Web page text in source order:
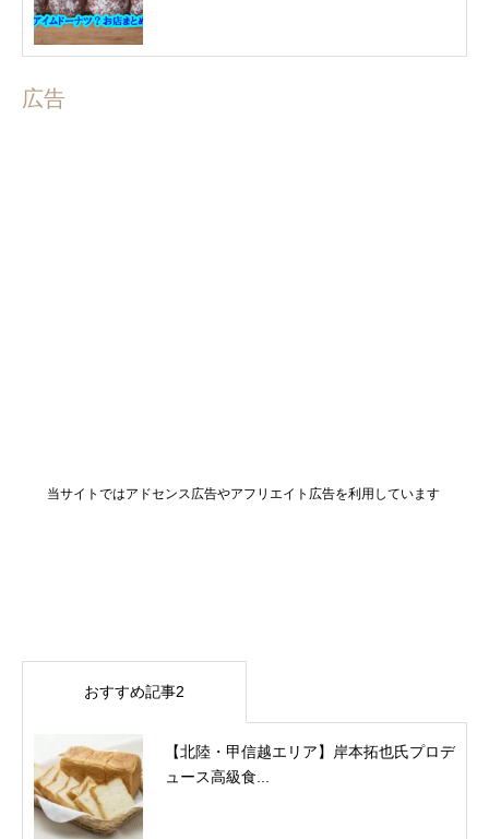
広告
当サイトではアドセンス広告やアフリエイト広告を利用しています
おすすめ記事2
【北陸・甲信越エリア】岸本拓也氏プロデ
ュース高級食...